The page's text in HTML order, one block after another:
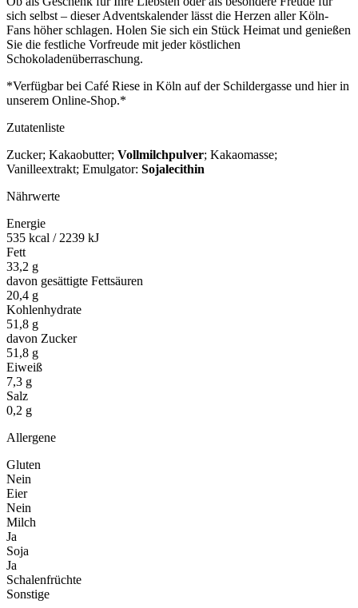
sich selbst – dieser Adventskalender lässt die Herzen aller Köln-
Fans höher schlagen. Holen Sie sich ein Stück Heimat und genießen
Sie die festliche Vorfreude mit jeder köstlichen
Schokoladenüberraschung.
*Verfügbar bei Café Riese in Köln auf der Schildergasse und hier in
unserem Online-Shop.*
Zutatenliste
Zucker; Kakaobutter; Vollmilchpulver; Kakaomasse;
Vanilleextrakt; Emulgator: Sojalecithin
Nährwerte
Energie
535 kcal / 2239 kJ
Fett
33,2 g
davon gesättigte Fettsäuren
20,4 g
Kohlenhydrate
51,8 g
davon Zucker
51,8 g
Eiweiß
7,3 g
Salz
0,2 g
Allergene
Gluten
Nein
Eier
Nein
Milch
Ja
Soja
Ja
Schalenfrüchte
Sonstige